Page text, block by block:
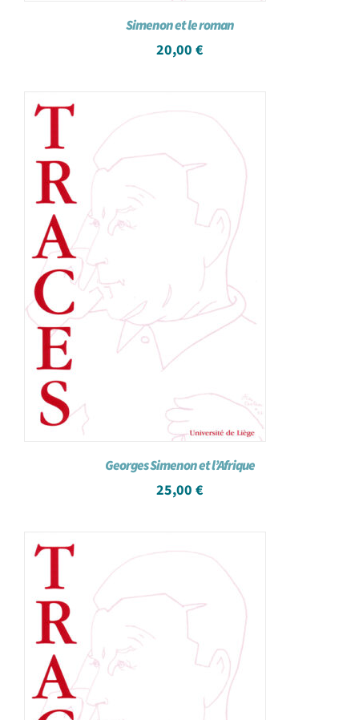
Simenon et le roman
20,00 €
Georges Simenon et l’Afrique
25,00 €